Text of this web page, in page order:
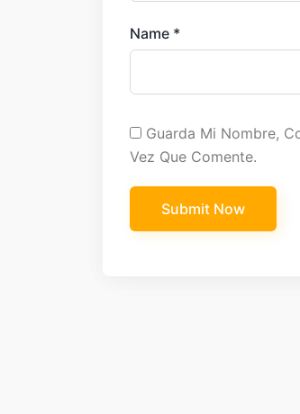
Name *
Guarda Mi Nombre,
Vez Que Comente.